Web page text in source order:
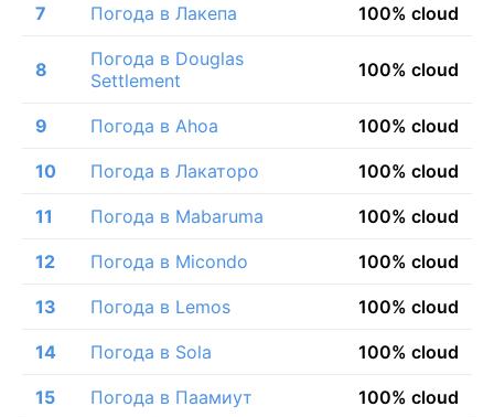
7 Погода в Лакепа 100% cloud
8
Погода в Douglas
Settlement
100% cloud
9 Погода в Ahoa 100% cloud
10 Погода в Лакаторо 100% cloud
11 Погода в Mabaruma 100% cloud
12 Погода в Micondo 100% cloud
13 Погода в Lemos 100% cloud
14 Погода в Sola 100% cloud
15 Погода в Паамиут 100% cloud